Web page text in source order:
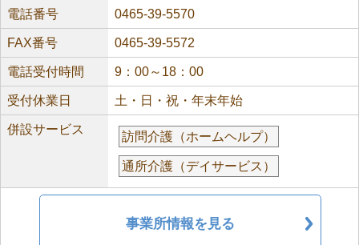
電話番号 0465-39-5570
FAX番号 0465-39-5572
電話受付時間 9：00～18：00
受付休業日 土・日・祝・年末年始
併設サービス
訪問介護（ホームヘルプ）
通所介護（デイサービス）
事業所情報を見る